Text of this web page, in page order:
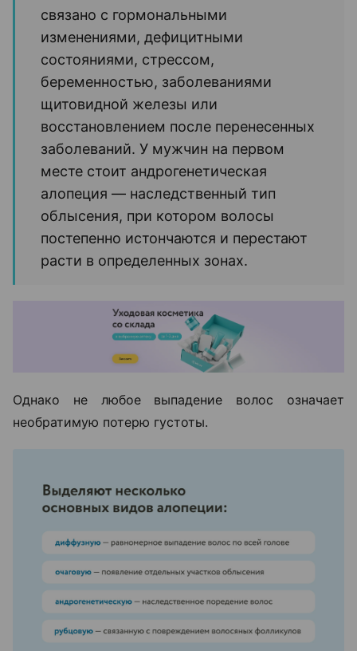
связано с гормональными
изменениями, дефицитными
состояниями, стрессом,
беременностью, заболеваниями
щитовидной железы или
восстановлением после перенесенных
заболеваний. У мужчин на первом
месте стоит андрогенетическая
алопеция — наследственный тип
облысения, при котором волосы
постепенно истончаются и перестают
расти в определенных зонах.
Однако не любое выпадение волос означает
необратимую потерю густоты.